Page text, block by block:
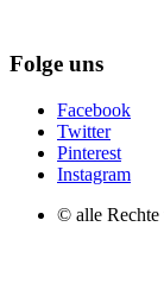
Folge uns
Facebook
Twitter
Pinterest
Instagram
© alle Rechte